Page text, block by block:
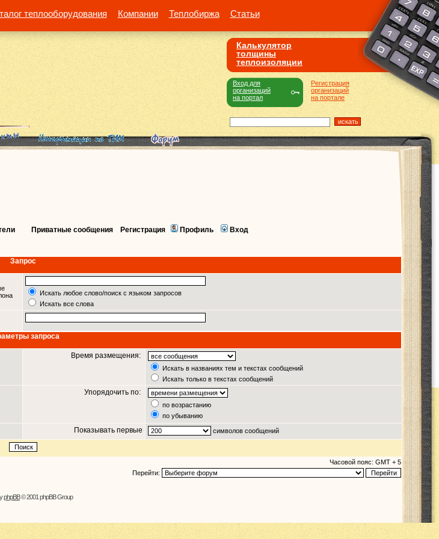
теплооборудования Компании Теплобиржа Статьи
Калькулятор
толщины
теплоизоляции
Регистрация
организаций
на портале
Вход для
организаций
на портал
Приватные сообщения Регистрация Профиль Вход
Запрос
Искать любое слово/поиск с языком запросов
Искать все слова
запроса
Время размещения:
Искать в названиях тем и текстах сообщений
Искать только в текстах сообщений
Упорядочить по:
по возрастанию
по убыванию
Показывать первые символов сообщений
Часовой пояс: GMT + 5
Перейти:
phpBB© 2001 phpBB Group